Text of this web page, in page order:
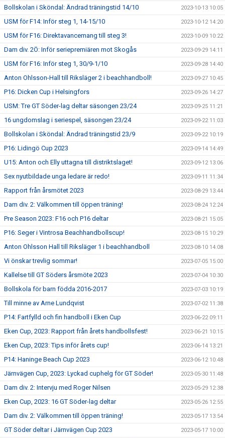
Bollskolan i Sköndal: Ändrad träningstid 14/10 2023-10-13 10:05
USM för F14: Inför steg 1, 14-15/10 2023-10-12 14:20
USM för F16: Direktavancemang till steg 3! 2023-10-09 10:22
Dam div. 2Ö: Inför seriepremiären mot Skogås 2023-09-29 14:11
USM för F16: Inför steg 1, 30/9-1/10 2023-09-28 14:40
Anton Ohlsson-Hall till Riksläger 2 i beachhandboll! 2023-09-27 10:45
P16: Dicken Cup i Helsingfors 2023-09-26 14:27
USM: Tre GT Söder-lag deltar säsongen 23/24 2023-09-25 11:21
16 ungdomslag i seriespel, säsongen 23/24 2023-09-22 11:03
Bollskolan i Sköndal: Ändrad träningstid 23/9 2023-09-22 10:19
P16: Lidingö Cup 2023 2023-09-14 14:49
U15: Anton och Elly uttagna till distriktslaget! 2023-09-12 13:06
Sex nyutbildade unga ledare är redo! 2023-09-11 11:34
Rapport från årsmötet 2023 2023-08-29 13:44
Dam div. 2: Välkommen till öppen träning! 2023-08-24 12:24
Pre Season 2023: F16 och P16 deltar 2023-08-21 15:05
P16: Seger i Vintrosa Beachhandbollscup! 2023-08-15 10:29
Anton Ohlsson Hall till Riksläger 1 i beachhandboll 2023-08-10 14:08
Vi önskar trevlig sommar! 2023-07-05 15:00
Kallelse till GT Söders årsmöte 2023 2023-07-04 10:30
Bollskola för barn födda 2016-2017 2023-07-03 10:19
Till minne av Arne Lundqvist 2023-07-02 11:38
P14: Fartfylld och fin handboll i Eken Cup 2023-06-22 09:11
Eken Cup, 2023: Rapport från årets handbollsfest! 2023-06-21 10:15
Eken Cup, 2023: Tips inför årets cup! 2023-06-14 13:21
P14: Haninge Beach Cup 2023 2023-06-12 10:48
Järnvägen Cup, 2023: Lyckad cuphelg för GT Söder! 2023-05-30 11:48
Dam div. 2: Intervju med Roger Nilsen 2023-05-29 12:38
Eken Cup, 2023: 16 GT Söder-lag deltar 2023-05-26 12:55
Dam div. 2: Välkommen till öppen träning! 2023-05-17 13:54
GT Söder deltar i Järnvägen Cup 2023 2023-05-17 10:00